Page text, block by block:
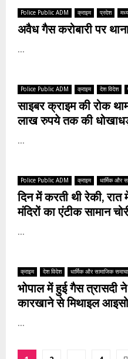
Police Public ADM क्राइम प्रदेश
अवैध गैस करोबारी पर
...
Police Public ADM क्राइम देश विदेश
साइबर क्राइम की रोक
लाख रुपये तक की
...
Police Public ADM क्राइम धार्मिक और
दिन में करती थी रेकी, रात
मंदिरों का एंटीक सामान
...
क्राइम देश विदेश धार्मिक और सामाजिक
भोपाल में हुई गैस त्रासदी
कारखाने से मिथाइल
...